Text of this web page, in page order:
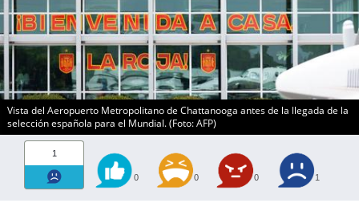
Vista del Aeropuerto Metropolitano de Chattanooga antes de la llegada de la
selección española para el Mundial. (Foto: AFP)
1
0 0 0 1